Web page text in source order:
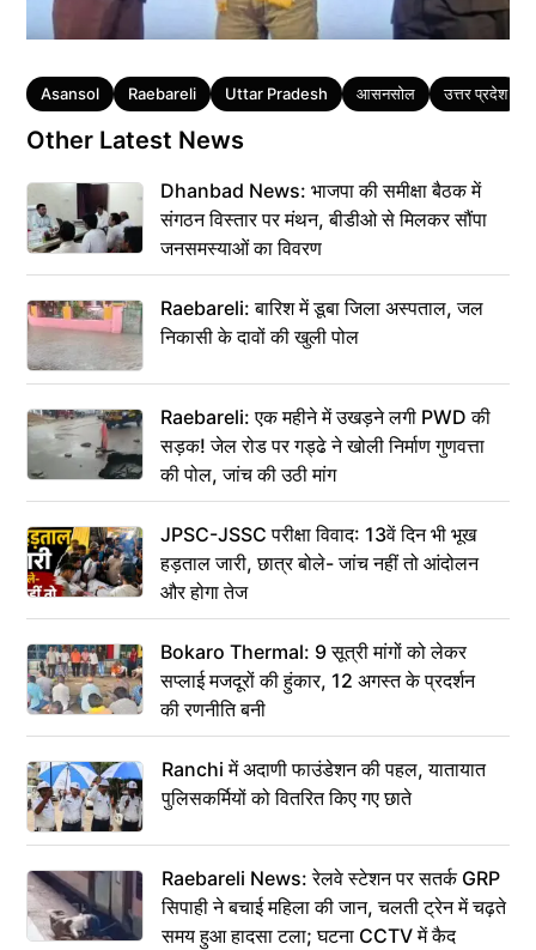
Tags
Asansol Raebareli Uttar Pradesh आसनसोल उत्तर प्रदेश
Other Latest News
Dhanbad News: भाजपा की समीक्षा बैठक में
संगठन विस्तार पर मंथन, बीडीओ से मिलकर सौंपा
जनसमस्याओं का विवरण
Raebareli: बारिश में डूबा जिला अस्पताल, जल
निकासी के दावों की खुली पोल
Raebareli: एक महीने में उखड़ने लगी PWD की
सड़क! जेल रोड पर गड्ढे ने खोली निर्माण गुणवत्ता
की पोल, जांच की उठी मांग
JPSC-JSSC परीक्षा विवाद: 13वें दिन भी भूख
हड़ताल जारी, छात्र बोले- जांच नहीं तो आंदोलन
और होगा तेज
Bokaro Thermal: 9 सूत्री मांगों को लेकर
सप्लाई मजदूरों की हुंकार, 12 अगस्त के प्रदर्शन
की रणनीति बनी
Ranchi में अदाणी फाउंडेशन की पहल, यातायात
पुलिसकर्मियों को वितरित किए गए छाते
Raebareli News: रेलवे स्टेशन पर सतर्क GRP
सिपाही ने बचाई महिला की जान, चलती ट्रेन में चढ़ते
समय हुआ हादसा टला; घटना CCTV में कैद